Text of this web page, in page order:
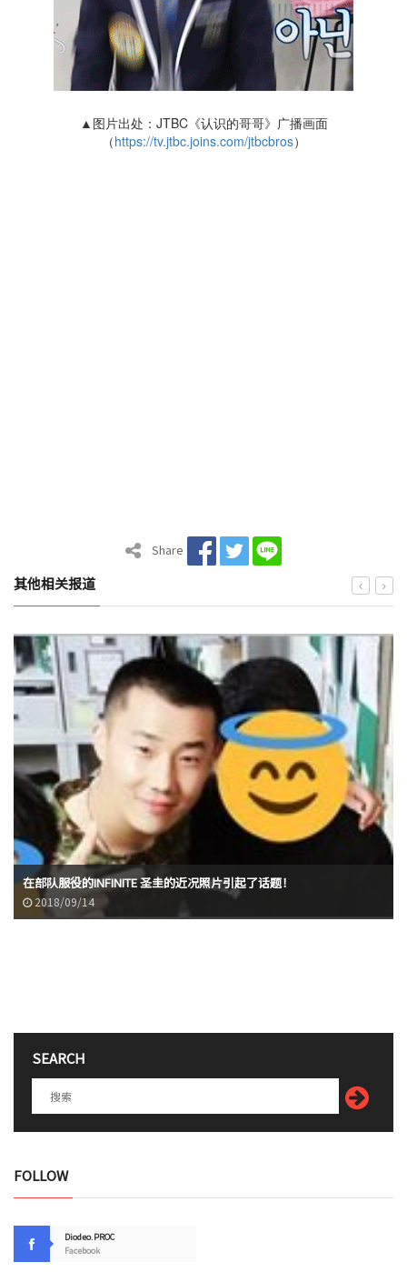
▲图片出处：JTBC《认识的哥哥》广播画面
（https://tv.jtbc.joins.com/jtbcbros）
Share
其他相关报道
在部队服役的INFINITE 圣圭的近况照片引起了话题！
2018/09/14
SEARCH
FOLLOW
Diodeo.PROC
Facebook